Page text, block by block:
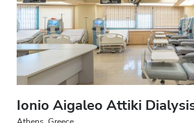
Ionio Aigaleo Attiki